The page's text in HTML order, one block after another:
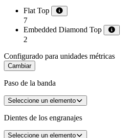
Flat Top
7
Embedded Diamond Top
2
Configurado para unidades métricas
Cambiar
Paso de la banda
Seleccione un elemento
Dientes de los engranajes
Seleccione un elemento